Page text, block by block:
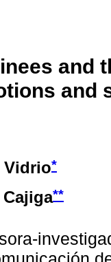
and
and
Vidrio*
**